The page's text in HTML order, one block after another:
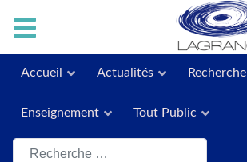
Accueil Actualités Recherche
Enseignement Tout Public
Rechercher